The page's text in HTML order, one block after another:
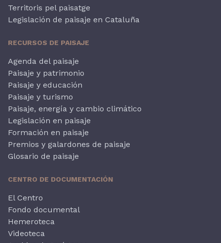
Territoris pel paisatge
Legislación de paisaje en Cataluña
RECURSOS DE PAISAJE
Agenda del paisaje
Paisaje y patrimonio
Paisaje y educación
Paisaje y turismo
Paisaje, energía y cambio climático
Legislación en paisaje
Formación en paisaje
Premios y galardones de paisaje
Glosario de paisaje
CENTRO DE DOCUMENTACIÓN
El Centro
Fondo documental
Hemeroteca
Videoteca